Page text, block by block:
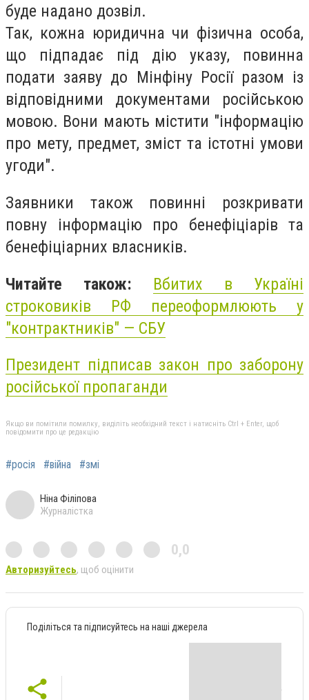
буде надано дозвіл.
Так, кожна юридична чи фізична особа,
що підпадає під дію указу, повинна
подати заяву до Мінфіну Росії разом із
відповідними документами російською
мовою. Вони мають містити "інформацію
про мету, предмет, зміст та істотні умови
угоди".
Заявники також повинні розкривати
повну інформацію про бенефіціарів та
бенефіціарних власників.
Читайте також: Вбитих в Україні
строковиків РФ переоформлюють у
"контрактників" — СБУ
Президент підписав закон про заборону
російської пропаганди
Якщо ви помітили помилку, виділіть необхідний текст і натисніть Ctrl + Enter, щоб
повідомити про це редакцію
#росія #війна #змі
Ніна Філіпова
Журналістка
0,0
Авторизуйтесь, щоб оцінити
Поділіться та підписуйтесь на наші джерела